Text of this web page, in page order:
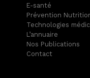
E-santé
Prévention
Technologies
L’annuaire
Nos Publications
Contact